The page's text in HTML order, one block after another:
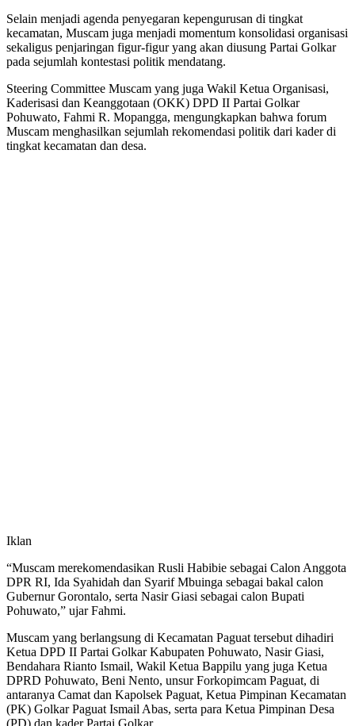
Selain menjadi agenda penyegaran kepengurusan di tingkat
kecamatan, Muscam juga menjadi momentum konsolidasi organisasi
sekaligus penjaringan figur-figur yang akan diusung Partai Golkar
pada sejumlah kontestasi politik mendatang.
Steering Committee Muscam yang juga Wakil Ketua Organisasi,
Kaderisasi dan Keanggotaan (OKK) DPD II Partai Golkar
Pohuwato, Fahmi R. Mopangga, mengungkapkan bahwa forum
Muscam menghasilkan sejumlah rekomendasi politik dari kader di
tingkat kecamatan dan desa.
Iklan
“Muscam merekomendasikan Rusli Habibie sebagai Calon Anggota
DPR RI, Ida Syahidah dan Syarif Mbuinga sebagai bakal calon
Gubernur Gorontalo, serta Nasir Giasi sebagai calon Bupati
Pohuwato,” ujar Fahmi.
Muscam yang berlangsung di Kecamatan Paguat tersebut dihadiri
Ketua DPD II Partai Golkar Kabupaten Pohuwato, Nasir Giasi,
Bendahara Rianto Ismail, Wakil Ketua Bappilu yang juga Ketua
DPRD Pohuwato, Beni Nento, unsur Forkopimcam Paguat, di
antaranya Camat dan Kapolsek Paguat, Ketua Pimpinan Kecamatan
(PK) Golkar Paguat Ismail Abas, serta para Ketua Pimpinan Desa
(PD) dan kader Partai Golkar.